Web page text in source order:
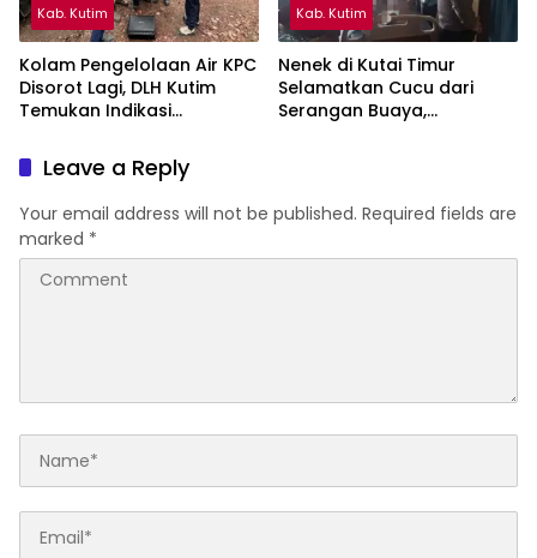
Kab. Kutim
Kolam Pengelolaan Air KPC
Disorot Lagi, DLH Kutim
Temukan Indikasi
Kab. Kutim
Nenek di Kutai Timur
Selamatkan Cucu dari
Serangan Buaya,
Leave a Reply
Your email address will not be published. Required fields are
marked *